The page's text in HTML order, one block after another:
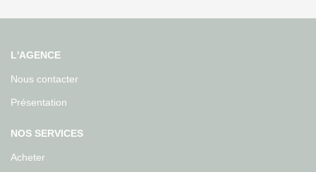
L'AGENCE
Nous contacter
Présentation
NOS SERVICES
Acheter